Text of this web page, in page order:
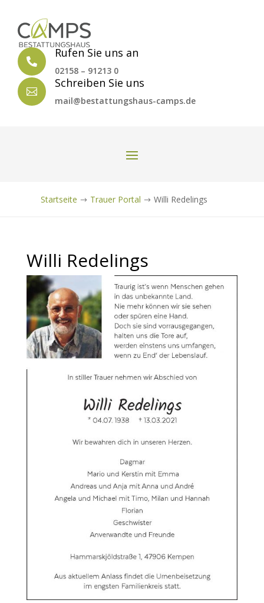

Rufen Sie uns an
02158 – 91213 0

Schreiben Sie uns
mail@bestattungshaus-camps.de
Startseite $ Trauer Portal $ Willi Redelings
Willi Redelings